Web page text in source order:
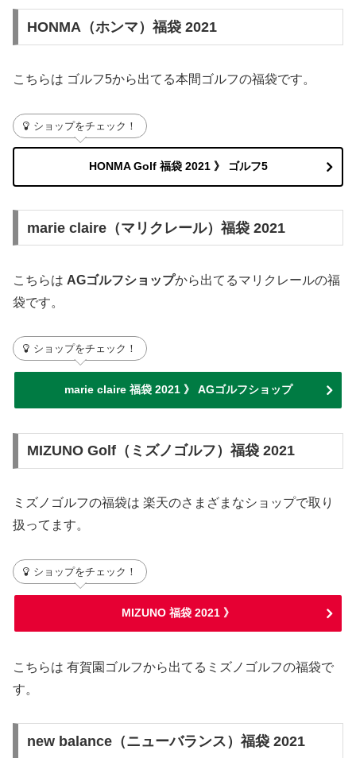
HONMA（ホンマ）福袋 2021
こちらは ゴルフ5から出てる本間ゴルフの福袋です。
ショップをチェック！
HONMA Golf 福袋 2021 》 ゴルフ5
marie claire（マリクレール）福袋 2021
こちらは AGゴルフショップから出てるマリクレールの福
袋です。
ショップをチェック！
marie claire 福袋 2021 》 AGゴルフショップ
MIZUNO Golf（ミズノゴルフ）福袋 2021
ミズノゴルフの福袋は 楽天のさまざまなショップで取り
扱ってます。
ショップをチェック！
MIZUNO 福袋 2021 》
こちらは 有賀園ゴルフから出てるミズノゴルフの福袋で
す。
new balance（ニューバランス）福袋 2021